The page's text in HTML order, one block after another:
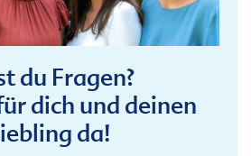
du Fragen?
dich und deinen
da!